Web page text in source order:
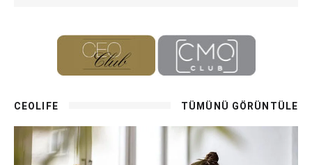
CEOLIFE TÜMÜNÜ GÖRÜNTÜLE